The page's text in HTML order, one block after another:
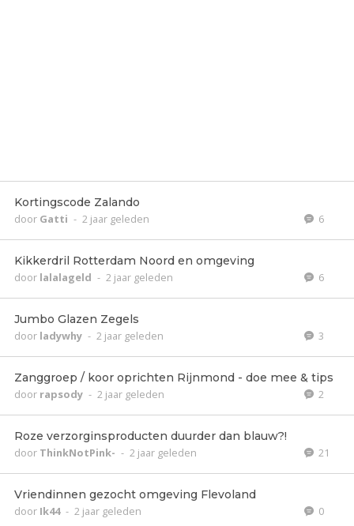
Kortingscode Zalando
door Gatti - 2 jaar geleden 6
Kikkerdril Rotterdam Noord en omgeving
door lalalageld - 2 jaar geleden 6
Jumbo Glazen Zegels
door ladywhy - 2 jaar geleden 3
Zanggroep / koor oprichten Rijnmond - doe mee & tips
door rapsody - 2 jaar geleden 2
Roze verzorginsproducten duurder dan blauw?!
door ThinkNotPink- - 2 jaar geleden 21
Vriendinnen gezocht omgeving Flevoland
door Ik44 - 2 jaar geleden 0